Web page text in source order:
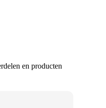
en producten